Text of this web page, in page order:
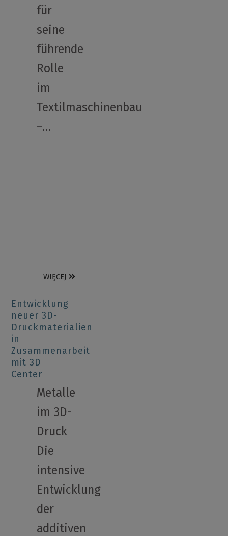
für
seine
führende
Rolle
im
Textilmaschinenbau
–…
WIĘCEJ
Entwicklung
neuer 3D-
Druckmaterialien
in
Zusammenarbeit
mit 3D
Center
Metalle
im 3D-
Druck
Die
intensive
Entwicklung
der
additiven